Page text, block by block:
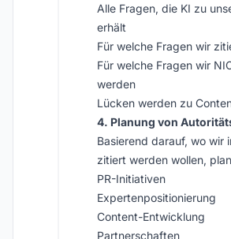
Alle Fragen, die KI zu
erhält
Für welche Fragen wir
Für welche Fragen wir
werden
Lücken werden zu
4. Planung von
Basierend darauf, wo wir
zitiert werden wollen,
PR-Initiativen
Expertenpositionierung
Content-Entwicklung
Partnerschaften